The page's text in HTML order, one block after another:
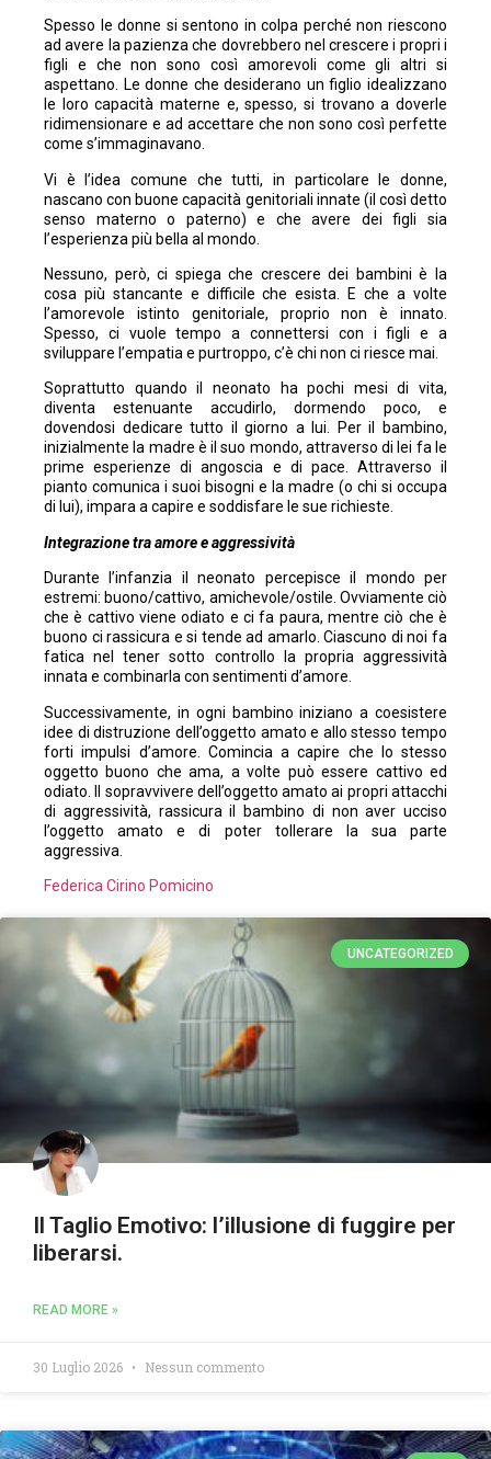
Spesso le donne si sentono in colpa perché non riescono
ad avere la pazienza che dovrebbero nel crescere i propri i
figli e che non sono così amorevoli come gli altri si
aspettano. Le donne che desiderano un figlio idealizzano
le loro capacità materne e, spesso, si trovano a doverle
ridimensionare e ad accettare che non sono così perfette
come s’immaginavano.
Vi è l’idea comune che tutti, in particolare le donne,
nascano con buone capacità genitoriali innate (il così detto
senso materno o paterno) e che avere dei figli sia
l’esperienza più bella al mondo.
Nessuno, però, ci spiega che crescere dei bambini è la
cosa più stancante e difficile che esista. E che a volte
l’amorevole istinto genitoriale, proprio non è innato.
Spesso, ci vuole tempo a connettersi con i figli e a
sviluppare l’empatia e purtroppo, c’è chi non ci riesce mai.
Soprattutto quando il neonato ha pochi mesi di vita,
diventa estenuante accudirlo, dormendo poco, e
dovendosi dedicare tutto il giorno a lui. Per il bambino,
inizialmente la madre è il suo mondo, attraverso di lei fa le
prime esperienze di angoscia e di pace. Attraverso il
pianto comunica i suoi bisogni e la madre (o chi si occupa
di lui), impara a capire e soddisfare le sue richieste.
Integrazione tra amore e aggressività
Durante l’infanzia il neonato percepisce il mondo per
estremi: buono/cattivo, amichevole/ostile. Ovviamente ciò
che è cattivo viene odiato e ci fa paura, mentre ciò che è
buono ci rassicura e si tende ad amarlo. Ciascuno di noi fa
fatica nel tener sotto controllo la propria aggressività
innata e combinarla con sentimenti d’amore.
Successivamente, in ogni bambino iniziano a coesistere
idee di distruzione dell’oggetto amato e allo stesso tempo
forti impulsi d’amore. Comincia a capire che lo stesso
oggetto buono che ama, a volte può essere cattivo ed
odiato. Il sopravvivere dell’oggetto amato ai propri attacchi
di aggressività, rassicura il bambino di non aver ucciso
l’oggetto amato e di poter tollerare la sua parte
aggressiva.
Federica Cirino Pomicino
UNCATEGORIZED
Il Taglio Emotivo: l’illusione di fuggire per
liberarsi.
READ MORE »
30 Luglio 2026 Nessun commento